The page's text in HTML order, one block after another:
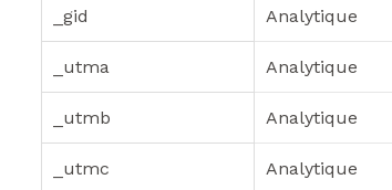
_gid Analytique
_utma Analytique
_utmb Analytique
_utmc Analytique